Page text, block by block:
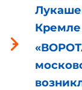
Кремле